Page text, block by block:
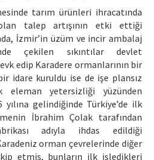
tarım ürünleri ihracatında
talep artışının etki ettiği
İzmir’in üzüm ve incir ambalaj
çekilen sıkıntılar devlet
edip Karadere ormanlarının bir
idare kuruldu ise de işe plansız
eleman yetersizliği yüzünden
yılına gelindiğinde Türkiye’de ilk
İbrahim Çolak tarafından
adıyla ihdas edildiği
orman çevrelerinde diğer
etmiş, bunların ilk işledikleri